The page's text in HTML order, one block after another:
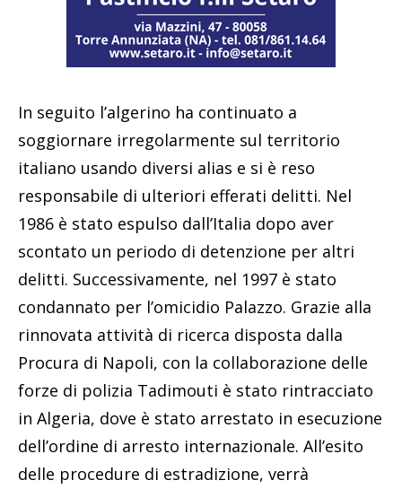
In seguito l’algerino ha continuato a
soggiornare irregolarmente sul territorio
italiano usando diversi alias e si è reso
responsabile di ulteriori efferati delitti. Nel
1986 è stato espulso dall’Italia dopo aver
scontato un periodo di detenzione per altri
delitti. Successivamente, nel 1997 è stato
condannato per l’omicidio Palazzo. Grazie alla
rinnovata attività di ricerca disposta dalla
Procura di Napoli, con la collaborazione delle
forze di polizia Tadimouti è stato rintracciato
in Algeria, dove è stato arrestato in esecuzione
dell’ordine di arresto internazionale. All’esito
delle procedure di estradizione, verrà